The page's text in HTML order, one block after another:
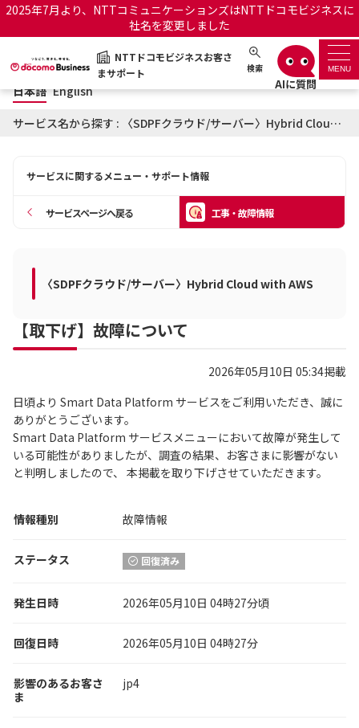
2025年7月より、NTTコミュニケーションズはNTTドコモビジネスに
社名を変更しました
NTTドコモビジネスお客さ
まサポート
検索 MENU
NTTドコモビジネスお客さまサポート 日本語 English
サポートトップ
OCNのお客さまはこちら
工事・故障情報通知サー
ビス
オフィシャルサイト
日本語 English
サービス名から探す : 〈SDPFクラウド/サーバー〉Hybrid Cloud with AWSに関する工事・故障情報
サービスに関するメニュー・サポート情報
サービスページへ戻る 工事・故障情報
〈SDPFクラウド/サーバー〉Hybrid Cloud with AWS
【取下げ】故障について
2026年05月10日 05:34掲載
日頃より Smart Data Platform サービスをご利用いただき、誠に
ありがとうございます。
Smart Data Platform サービスメニューにおいて故障が発生して
いる可能性がありましたが、調査の結果、お客さまに影響がない
と判明しましたので、 本掲載を取り下げさせていただきます。
情報種別 故障情報
ステータス 回復済み
発生日時 2026年05月10日 04時27分頃
回復日時 2026年05月10日 04時27分
影響のあるお客さ
ま
jp4